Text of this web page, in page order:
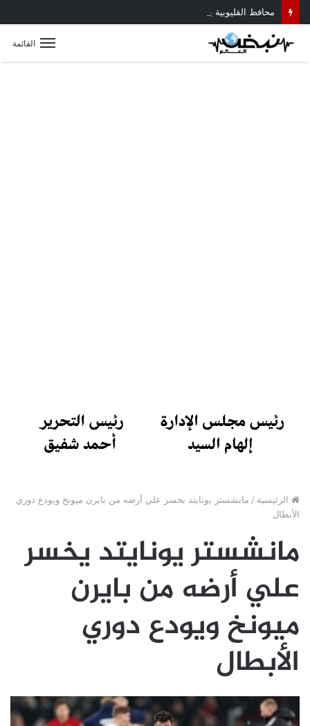
القائمة
الرئيسية / مانشستر يونايتد يخسر علي أرضه من بايرن ميونخ ويودع دوري
الأبطال
مانشستر يونايتد يخسر
علي أرضه من بايرن
ميونخ ويودع دوري
الأبطال